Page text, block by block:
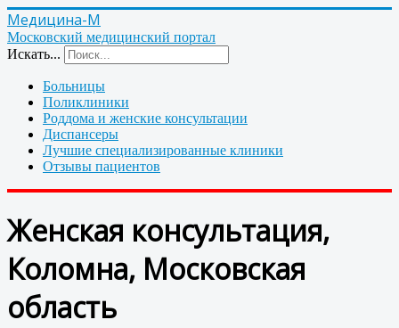
Медицина-М
Московский медицинский портал
Искать...
Больницы
Поликлиники
Роддома и женские консультации
Диспансеры
Лучшие специализированные клиники
Отзывы пациентов
Женская консультация,
Коломна, Московская
область